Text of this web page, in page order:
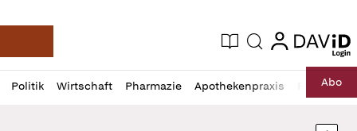
Deutsche Apotheker Zeitung
Aktuelle Ausgabe
Suche login
login
Politik Wirtschaft Pharmazie Apothekenpraxis RechtAbo
Profil
öffnen
Daz
Pur